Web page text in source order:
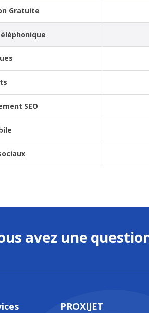
Gratuite
SEO
avez une
PROXIJET